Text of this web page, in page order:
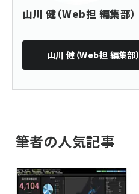
山川 健（Web担 編集部）
山川 健（Web担 編集部）
筆者の人気記事